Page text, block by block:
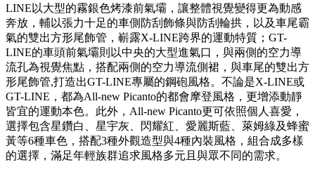
LINE以大型的霧銀色烤漆前氣壩，讓整體視覺變得更為動感
奔放，輔以張力十足的車側防刮飾條與防刮輪拱，以及車尾霸
氣的雙出方形尾飾管，嶄露X-LINE跨界的運動特質；GT-
LINE的車頭前氣壩則以中央的大型進氣口，與兩側的空力導
流孔為視覺焦點，搭配兩側的空力導流側裙，與車尾的雙出方
形尾飾管,打造出GT-LINE專屬的鋼砲風格。不論是X-LINE或
GT-LINE，都為All-new Picanto的都會摩登風格，更增添動靜
皆宜的運動本色。此外，All-new Picanto更可依照個人喜愛，
選擇包含星鑽白、星宇灰、閃耀紅、愛麗斯藍、萊姆綠及蜂蜜
黃等6種車色，搭配3種外觀造型與4種內裝風格，組合成多樣
的選擇，滿足年輕族群追求風格多元且與眾不同的需求。